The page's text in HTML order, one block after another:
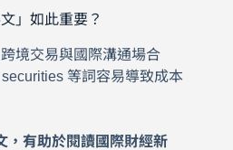
」如此重要？
境交易與國際溝通場合
等詞容易導致成本
，有助於閱讀國際財經新